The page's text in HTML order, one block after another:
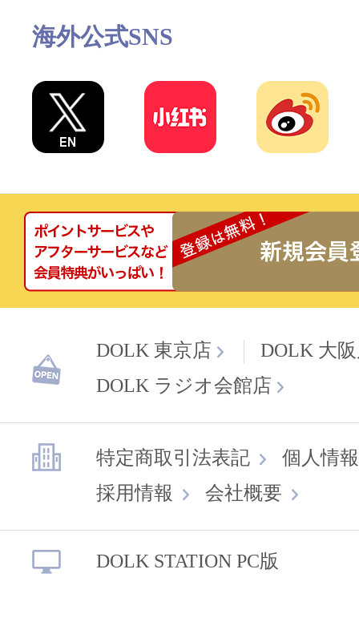
海外公式SNS
DOLK 東京店
DOLK 大
DOLK ラジオ会館店
特定商取引法表記
個人情
採用情報
会社概要
DOLK STATION PC版